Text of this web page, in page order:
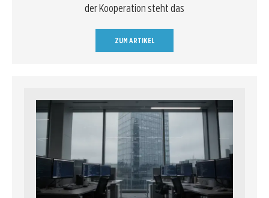
der Kooperation steht das
ZUM ARTIKEL